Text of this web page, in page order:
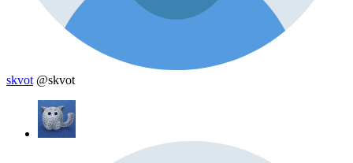
skvot @skvot